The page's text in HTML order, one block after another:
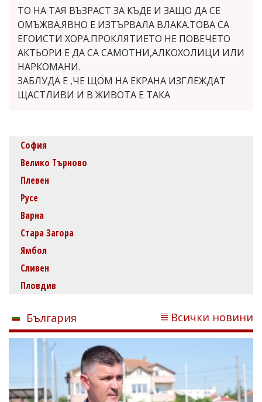
ТО НА ТАЯ ВЪЗРАСТ ЗА КЪДЕ И ЗАЩО ДА СЕ
ОМЪЖВА.ЯВНО Е ИЗТЪРВАЛА ВЛАКА.ТОВА СА
ЕГОИСТИ ХОРА.ПРОКЛЯТИЕТО НЕ ПОВЕЧЕТО
АКТЬОРИ Е ДА СА САМОТНИ,АЛКОХОЛИЦИ ИЛИ
НАРКОМАНИ.
ЗАБЛУДА Е ,ЧЕ ЩОМ НА ЕКРАНА ИЗГЛЕЖДАТ
ЩАСТЛИВИ И В ЖИВОТА Е ТАКА
София
Велико Търново
Плевен
Русе
Варна
Стара Загора
Ямбол
Сливен
Пловдив
България Всички новини